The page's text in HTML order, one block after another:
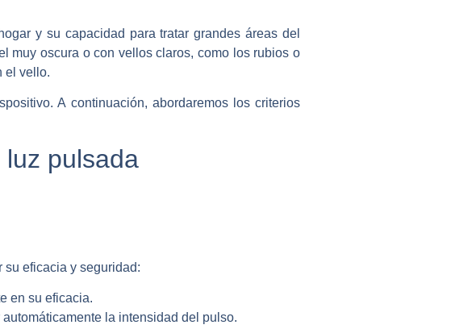
y su capacidad para tratar grandes áreas del
muy oscura o con vellos claros, como los rubios o
el vello.
A continuación, abordaremos los criterios
pulsada
su eficacia y seguridad:
en su eficacia.
la intensidad del pulso.